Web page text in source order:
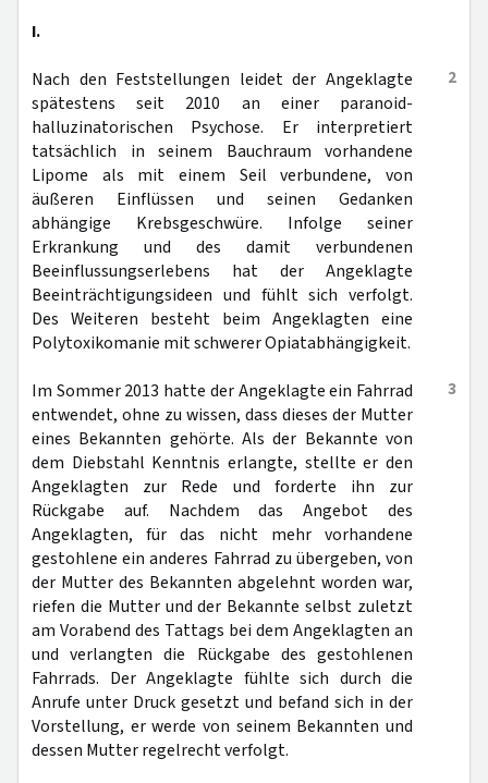
I.
2
Nach den Feststellungen leidet der Angeklagte
spätestens seit 2010 an einer paranoid-
halluzinatorischen Psychose. Er interpretiert
tatsächlich in seinem Bauchraum vorhandene
Lipome als mit einem Seil verbundene, von
äußeren Einflüssen und seinen Gedanken
abhängige Krebsgeschwüre. Infolge seiner
Erkrankung und des damit verbundenen
Beeinflussungserlebens hat der Angeklagte
Beeinträchtigungsideen und fühlt sich verfolgt.
Des Weiteren besteht beim Angeklagten eine
Polytoxikomanie mit schwerer Opiatabhängigkeit.
3
Im Sommer 2013 hatte der Angeklagte ein Fahrrad
entwendet, ohne zu wissen, dass dieses der Mutter
eines Bekannten gehörte. Als der Bekannte von
dem Diebstahl Kenntnis erlangte, stellte er den
Angeklagten zur Rede und forderte ihn zur
Rückgabe auf. Nachdem das Angebot des
Angeklagten, für das nicht mehr vorhandene
gestohlene ein anderes Fahrrad zu übergeben, von
der Mutter des Bekannten abgelehnt worden war,
riefen die Mutter und der Bekannte selbst zuletzt
am Vorabend des Tattags bei dem Angeklagten an
und verlangten die Rückgabe des gestohlenen
Fahrrads. Der Angeklagte fühlte sich durch die
Anrufe unter Druck gesetzt und befand sich in der
Vorstellung, er werde von seinem Bekannten und
dessen Mutter regelrecht verfolgt.